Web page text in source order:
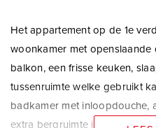
Het appartement op de 1e
woonkamer met openslaande
balkon, een frisse keuken,
tussenruimte welke gebruikt
badkamer met inloopdouche,
extra bergruimte in de